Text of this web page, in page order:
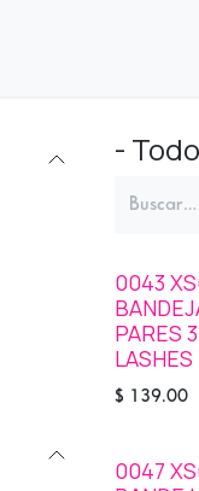
-
SOLD OUT
0043
PARES
LASHES
$ 139.00
0047